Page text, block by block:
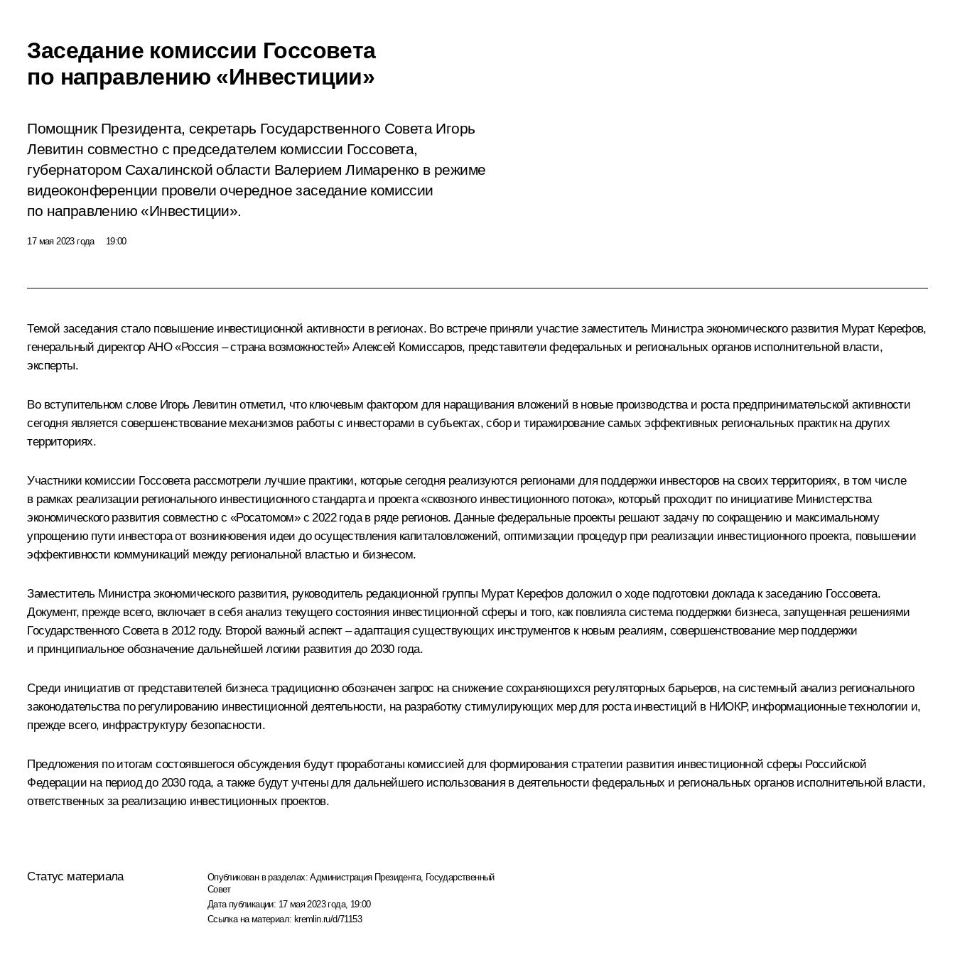
Заседание комиссии Госсовета
по направлению «Инвестиции»
Помощник Президента, секретарь Государственного Совета Игорь
Левитин совместно с председателем комиссии Госсовета,
губернатором Сахалинской области Валерием Лимаренко в режиме
видеоконференции провели очередное заседание комиссии
по направлению «Инвестиции».
17 мая 2023 года 19:00
Темой заседания стало повышение инвестиционной активности в регионах. Во встрече приняли участие заместитель Министра экономического развития Мурат Керефов,
генеральный директор АНО «Россия – страна возможностей» Алексей Комиссаров, представители федеральных и региональных органов исполнительной власти,
эксперты.
Во вступительном слове Игорь Левитинотметил, что ключевым фактором для наращивания вложений в новые производства и роста предпринимательской активности
сегодня является совершенствование механизмов работы с инвесторами в субъектах, сбор и тиражирование самых эффективных региональных практик на других
территориях.
Участники комиссии Госсовета рассмотрели лучшие практики, которые сегодня реализуются регионами для поддержки инвесторов на своих территориях, в том числе
в рамках реализации регионального инвестиционного стандарта и проекта «сквозного инвестиционного потока», который проходит по инициативе Министерства
экономического развития совместно с «Росатомом» с 2022 года в ряде регионов. Данные федеральные проекты решают задачу по сокращению и максимальному
упрощению пути инвестора от возникновения идеи до осуществления капиталовложений, оптимизации процедур при реализации инвестиционного проекта, повышении
эффективности коммуникаций между региональной властью и бизнесом.
Заместитель Министра экономического развития, руководитель редакционной группы Мурат Керефов доложил о ходе подготовки доклада к заседанию Госсовета.
Документ, прежде всего, включает в себя анализ текущего состояния инвестиционной сферы и того, как повлияла система поддержки бизнеса, запущенная решениями
Государственного Совета в 2012 году. Второй важный аспект – адаптация существующих инструментов к новым реалиям, совершенствование мер поддержки
и принципиальное обозначение дальнейшей логики развития до 2030 года.
Среди инициатив от представителей бизнеса традиционно обозначен запрос на снижение сохраняющихся регуляторных барьеров, на системный анализ регионального
законодательства по регулированию инвестиционной деятельности, на разработку стимулирующих мер для роста инвестиций в НИОКР, информационные технологии и,
прежде всего, инфраструктуру безопасности.
Предложения по итогам состоявшегося обсуждения будут проработаны комиссией для формирования стратегии развития инвестиционной сферы Российской
Федерации на период до 2030 года, а также будут учтены для дальнейшего использования в деятельности федеральных и региональных органов исполнительной власти,
ответственных за реализацию инвестиционных проектов.
Статус материала Опубликован в разделах:Администрация Президента, Государственный
Совет
Дата публикации: 17 мая 2023 года, 19:00
Ссылка на материал: kremlin.ru/d/71153